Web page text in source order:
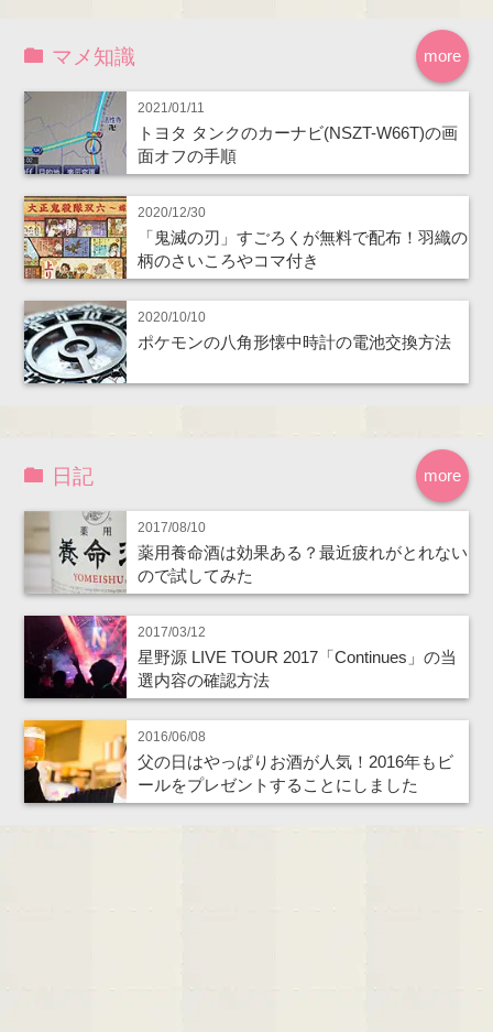
more
マメ知識
2021/01/11
トヨタ タンクのカーナビ(NSZT-W66T)の画
面オフの手順
2020/12/30
「鬼滅の刃」すごろくが無料で配布！羽織の
柄のさいころやコマ付き
2020/10/10
ポケモンの八角形懐中時計の電池交換方法
more
日記
2017/08/10
薬用養命酒は効果ある？最近疲れがとれない
ので試してみた
2017/03/12
星野源 LIVE TOUR 2017「Continues」の当
選内容の確認方法
2016/06/08
父の日はやっぱりお酒が人気！2016年もビ
ールをプレゼントすることにしました